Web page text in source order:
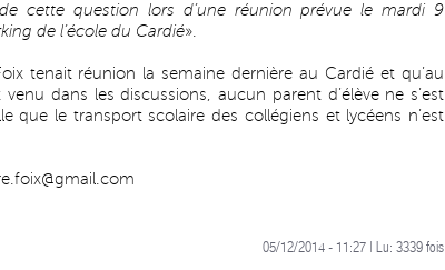
cette question lors d’une réunion prévue le mardi 9
de l’école du Cardié».
tenait réunion la semaine dernière au Cardié et qu’au
dans les discussions, aucun parent d’élève ne s’est
que le transport scolaire des collégiens et lycéens n’est
05/12/2014 - 11:27 | Lu: 3339 fois